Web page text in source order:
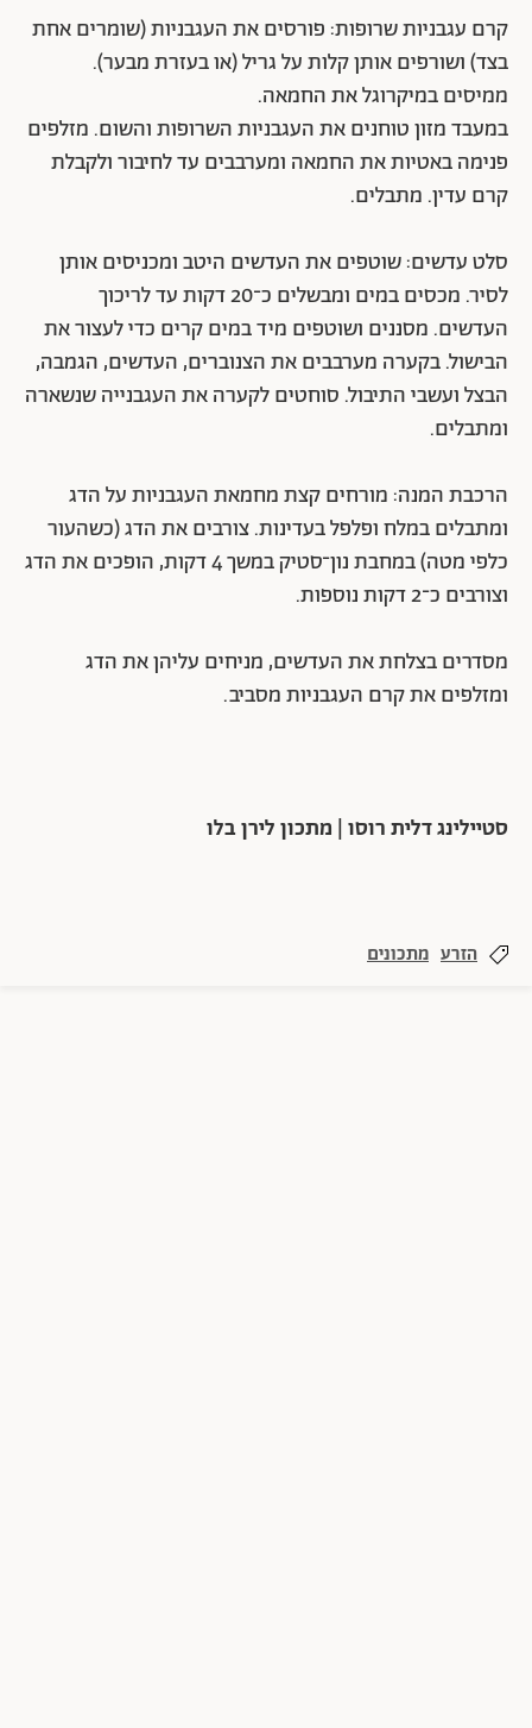
קרם עגבניות שרופות: פורסים את העגבניות (שומרים אחת
בצד) ושורפים אותן קלות על גריל (או בעזרת מבער).
ממיסים במיקרוגל את החמאה.
במעבד מזון טוחנים את העגבניות השרופות והשום. מזלפים
פנימה באטיות את החמאה ומערבבים עד לחיבור ולקבלת
קרם עדין. מתבלים.
סלט עדשים: שוטפים את העדשים היטב ומכניסים אותן
לסיר. מכסים במים ומבשלים כ־20 דקות עד לריכוך
העדשים. מסננים ושוטפים מיד במים קרים כדי לעצור את
הבישול. בקערה מערבבים את הצנוברים, העדשים, הגמבה,
הבצל ועשבי התיבול. סוחטים לקערה את העגבנייה שנשארה
ומתבלים.
הרכבת המנה: מורחים קצת מחמאת העגבניות על הדג
ומתבלים במלח ופלפל בעדינות. צורבים את הדג (כשהעור
כלפי מטה) במחבת נון־סטיק במשך 4 דקות, הופכים את הדג
וצורבים כ־2 דקות נוספות.
מסדרים בצלחת את העדשים, מניחים עליהן את הדג
ומזלפים את קרם העגבניות מסביב.
סטיילינג דלית רוסו | מתכון לירן בלו
הזרע מתכונים